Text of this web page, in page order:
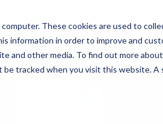
These cookies are used to
information in order to improve and
and other media. To find out more
be tracked when you visit this website.
Solutions Références Service